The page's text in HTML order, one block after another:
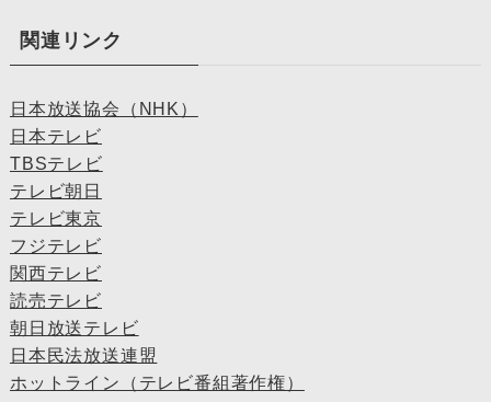
関連リンク
日本放送協会（NHK）
日本テレビ
TBSテレビ
テレビ朝日
テレビ東京
フジテレビ
関西テレビ
読売テレビ
朝日放送テレビ
日本民法放送連盟
ホットライン（テレビ番組著作権）